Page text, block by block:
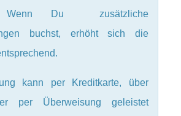
Wenn Du zusätzliche
buchst, erhöht sich die
kann per Kreditkarte, über
per Überweisung geleistet